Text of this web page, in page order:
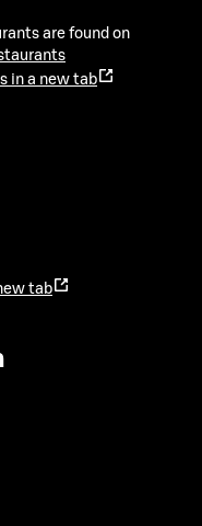
are found on
in a new tab
tab